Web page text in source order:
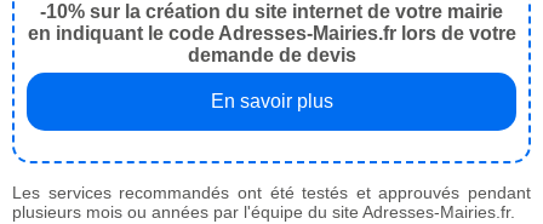
-10% sur la création du site internet de votre mairie
en indiquant le code Adresses-Mairies.fr lors de votre
demande de devis
En savoir plus
Les services recommandés ont été testés et approuvés pendant
plusieurs mois ou années par l'équipe du site Adresses-Mairies.fr.